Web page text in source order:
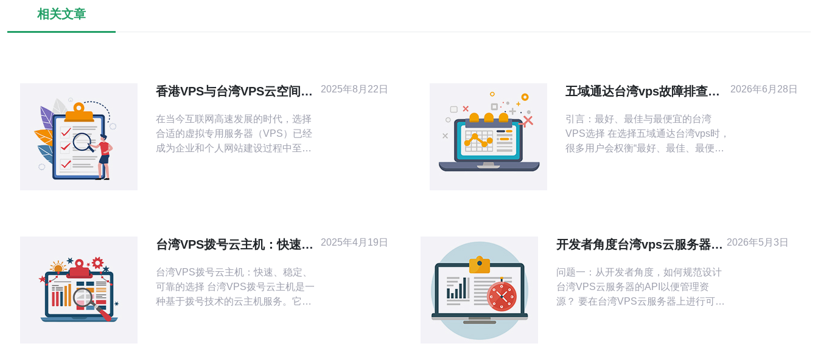
相关文章
香港VPS与台湾VPS云空间的
在当今互联网高速发展的时代，选择
合适的虚拟专用服务器（VPS）已经
成为企业和个人网站建设过程中至关
看香港VPS。香港作为国际金融中
心，其网络基础设施非常完善，拥有
2025年8月22日
五域通达台湾vps故障排查与
引言：最好、最佳与最便宜的台湾
VPS选择 在选择五域通达台湾vps时，
很多用户会权衡“最好、最佳、最便宜”
VPS的故障排查与SLA保障进行详尽
说明，帮助技术人员和管理者在面对
2026年6月28日
台湾VPS拨号云主机：快速、
台湾VPS拨号云主机：快速、稳定、
可靠的选择 台湾VPS拨号云主机是一
种基于拨号技术的云主机服务。它通
2025年4月19日
开发者角度台湾vps云服务器的
问题一：从开发者角度，如何规范设计
台湾VPS云服务器的API以便管理资
源？ 要在台湾VPS云服务器上进行可维
2026年5月3日